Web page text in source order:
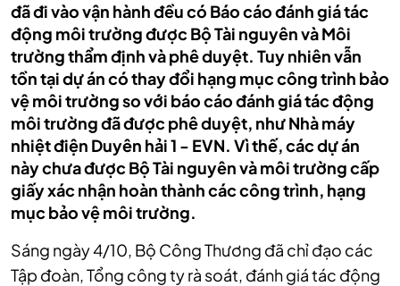
đã đi vào vận hành đều có Báo cáo đánh giá tác
động môi trường được Bộ Tài nguyên và Môi
trường thẩm định và phê duyệt. Tuy nhiên vẫn
tồn tại dự án có thay đổi hạng mục công trình bảo
vệ môi trường so với báo cáo đánh giá tác động
môi trường đã được phê duyệt, như Nhà máy
nhiệt điện Duyên hải 1 - EVN. Vì thế, các dự án
này chưa được Bộ Tài nguyên và môi trường cấp
giấy xác nhận hoàn thành các công trình, hạng
mục bảo vệ môi trường.
Sáng ngày 4/10, Bộ Công Thương đã chỉ đạo các
Tập đoàn, Tổng công ty rà soát, đánh giá tác động